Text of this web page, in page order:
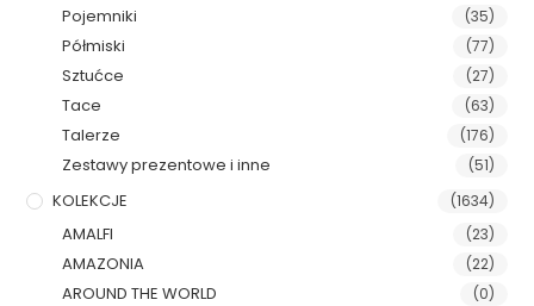
Pojemniki (35)
Półmiski (77)
Sztućce (27)
Tace (63)
Talerze (176)
Zestawy prezentowe i inne (51)
KOLEKCJE (1634)
AMALFI (23)
AMAZONIA (22)
AROUND THE WORLD (0)